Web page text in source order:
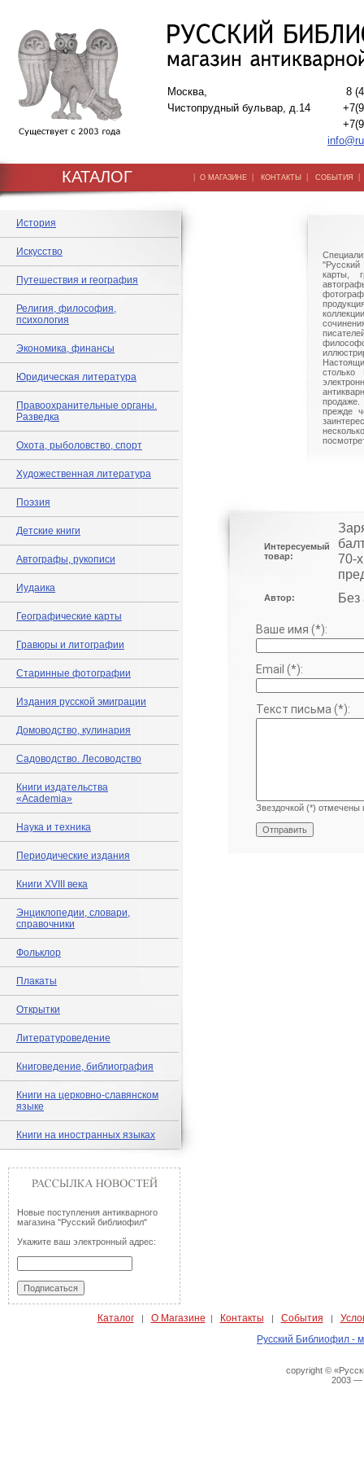
Москва,
Чистопрудный бульвар, д.14
8
КАТАЛОГ | О МАГАЗИНЕ | КОНТАКТЫ | СОБЫТИЯ
История
Искусство
Путешествия и география
Религия, философия,
психология
Экономика, финансы
Юридическая литература
Правоохранительные органы.
Разведка
Охота, рыболовство, спорт
Художественная литература
Поэзия
Детские книги
Автографы, рукописи
Иудаика
Географические карты
Гравюры и литографии
Старинные фотографии
Издания русской эмиграции
Домоводство, кулинария
Садоводство. Лесоводство
Книги издательства
«Academia»
Наука и техника
Периодические издания
Книги XVIII века
Энциклопедии, словари,
справочники
Фольклор
Плакаты
Открытки
Литературоведение
Книговедение, библиография
Книги на церковно-славянском
языке
Книги на иностранных языках
Новые поступления антикварного
магазина "Русский библиофил"
Укажите ваш электронный адрес:
"Русский
карты,
столько
прежде
Интересуемый
товар:
70-
Автор: Без
Ваше имя (*):
Email (*):
Текст письма (*):
Звездочкой (*) отмечены
Каталог| О Магазине | Контакты | События |
Русский Библиофил -
copyright ©
2003 —